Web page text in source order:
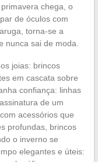
chega, o
de óculos com
torna-se a
nunca sai de moda.
joias: brincos
em cascata sobre
confiança: linhas
de um
acessórios que
profundas, brincos
o inverno se
elegantes e úteis: